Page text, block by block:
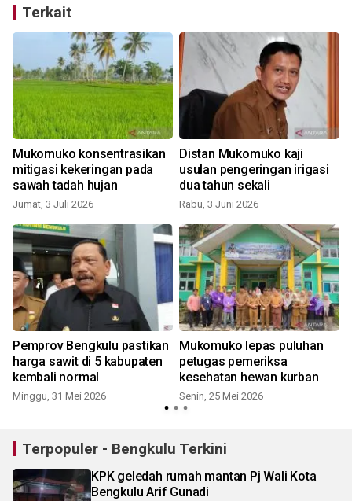
Terkait
Mukomuko konsentrasikan
mitigasi kekeringan pada
sawah tadah hujan
Jumat, 3 Juli 2026
Distan Mukomuko kaji
usulan pengeringan irigasi
dua tahun sekali
Rabu, 3 Juni 2026
Pemprov Bengkulu pastikan
harga sawit di 5 kabupaten
kembali normal
Minggu, 31 Mei 2026
Mukomuko lepas puluhan
petugas pemeriksa
kesehatan hewan kurban
Senin, 25 Mei 2026
Terpopuler - Bengkulu Terkini
KPK geledah rumah mantan Pj Wali Kota
Bengkulu Arif Gunadi